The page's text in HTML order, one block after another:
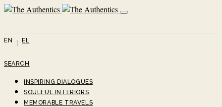
EN EL
SEARCH
INSPIRING DIALOGUES
SOULFUL INTERIORS
MEMORABLE TRAVELS